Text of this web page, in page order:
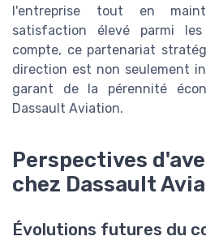
l'entreprise tout en
satisfaction élevé parmi
compte, ce partenariat
direction est non seulement
garant de la pérennité
Dassault Aviation.
Perspectives
chez Dassault
Évolutions futures du